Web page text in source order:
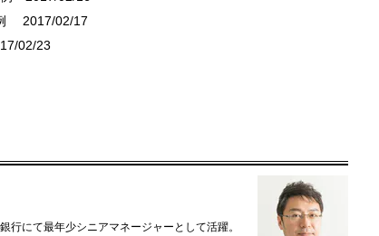
2017/02/17
02/23
にて最年少シニアマネージャーとして活躍。